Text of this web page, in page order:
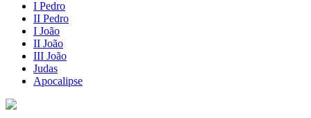
I Pedro
II Pedro
I João
II João
III João
Judas
Apocalipse